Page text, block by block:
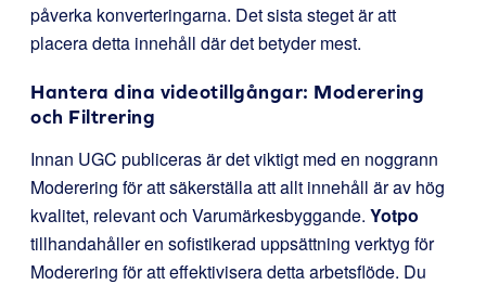
påverka konverteringarna. Det sista steget är att
placera detta innehåll där det betyder mest.
Hantera dina videotillgångar: Moderering
och Filtrering
Innan UGC publiceras är det viktigt med en noggrann
Moderering för att säkerställa att allt innehåll är av hög
kvalitet, relevant och Varumärkesbyggande. Yotpo
tillhandahåller en sofistikerad uppsättning verktyg för
Moderering för att effektivisera detta arbetsflöde. Du